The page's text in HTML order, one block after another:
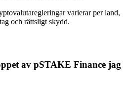
varierar per land,
och rättsligt skydd.
av pSTAKE Finance jag